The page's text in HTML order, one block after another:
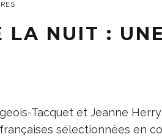
LA NUIT :
Tacquet et Jeanne
sélectionnées en